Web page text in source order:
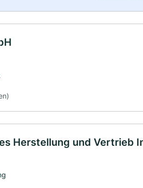
Herstellung und Vertrieb